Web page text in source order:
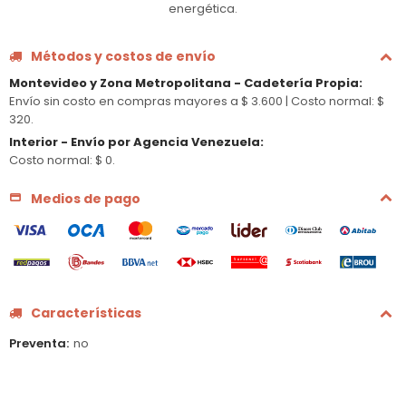
energética.
Métodos y costos de envío
Montevideo y Zona Metropolitana - Cadetería Propia:
Envío sin costo en compras mayores a $ 3.600 | Costo normal: $
320.
Interior - Envío por Agencia Venezuela:
Costo normal: $ 0.
Medios de pago
Características
Preventa no